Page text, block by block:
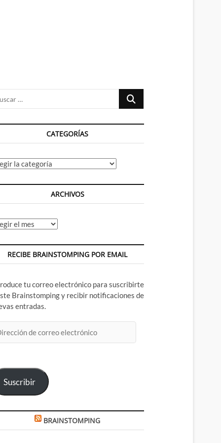
Buscar
CATEGORÍAS
ARCHIVOS
RECIBE BRAINSTOMPING POR EMAIL
tu correo electrónico para suscribirte
Brainstomping y recibir notificaciones de
entradas.
Suscribir
BRAINSTOMPING